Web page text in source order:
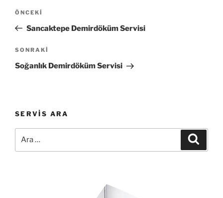
Yazı
Önceki
Yazı
ÖNCEKI
Sancaktepe Demirdöküm Servisi
Sonraki
Yazı
SONRAKI
Soğanlık Demirdöküm Servisi
SERVIS ARA